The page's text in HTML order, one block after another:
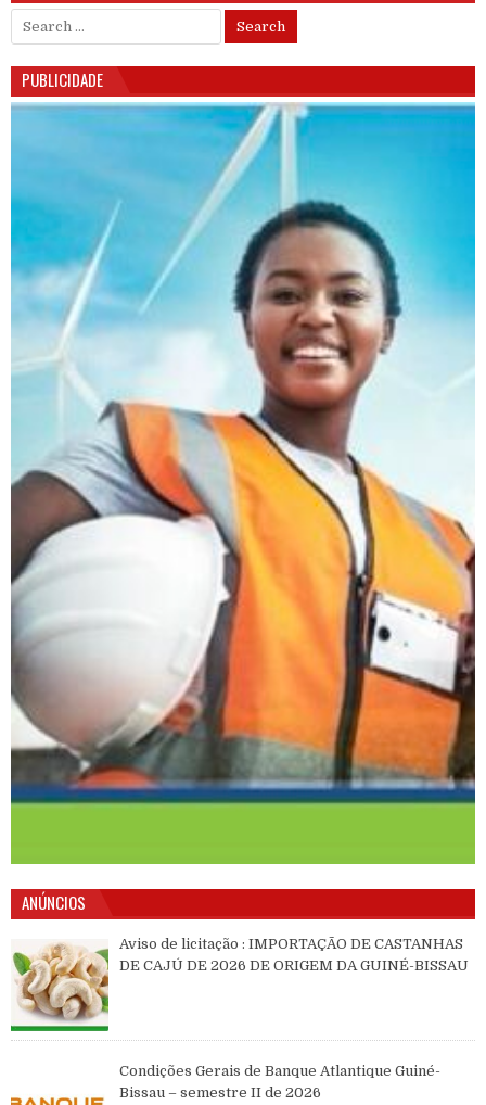
Search for:
PUBLICIDADE
ANÚNCIOS
Aviso de licitação : IMPORTAÇÃO DE CASTANHAS
DE CAJÚ DE 2026 DE ORIGEM DA GUINÉ-BISSAU
Condições Gerais de Banque Atlantique Guiné-
Bissau – semestre II de 2026